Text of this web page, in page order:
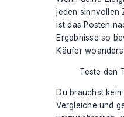
jeden sinnvollen
ist das Posten
Ergebnisse so
Käufer
Teste den
Du brauchst
Vergleiche und